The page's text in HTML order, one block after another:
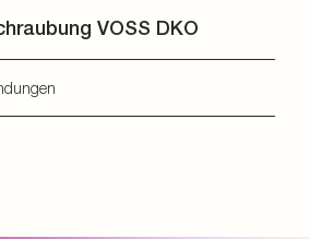
VOSS DKO